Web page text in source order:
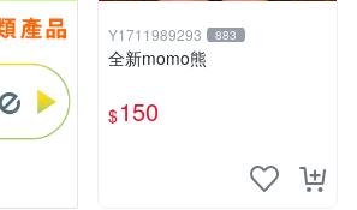
Y1711989293 883
全新momo熊
$150